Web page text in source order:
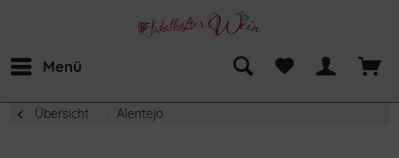
Menü
Übersicht Alentejo